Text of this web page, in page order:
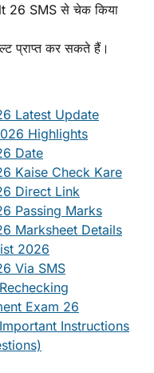
26 SMS से चेक किया
प्राप्त कर सकते हैं।
Latest Update
Highlights
Date
Kaise Check Kare
Direct Link
Passing Marks
Marksheet Details
2026
Via SMS
Exam 26
Instructions